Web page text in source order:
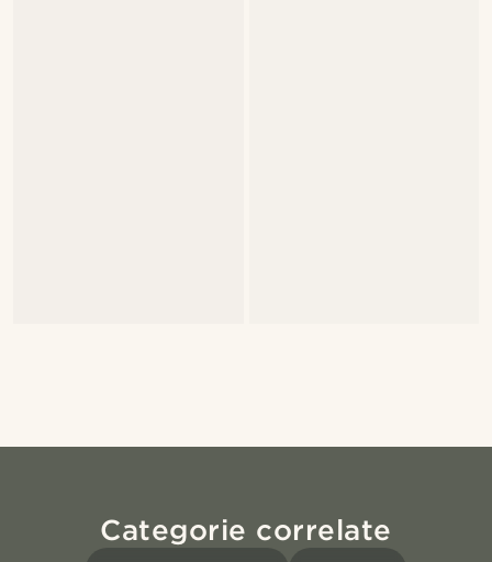
Categorie correlate